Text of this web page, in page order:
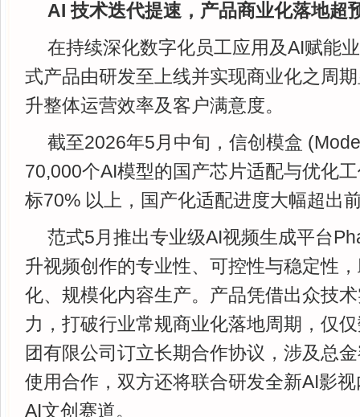
AI 技术迭代提速，产品商业化落地超
在持续深化数字化员工应用及AI赋能
式产品由研发至上线并实现商业化之周
升整体运营效率及客户满意度。
截至2026年5月中旬，信创模盒
70,000个AI模型的国产芯片适配与优化
标70% 以上，国产化适配进度大幅超出
范式5月推出专业级AI视频生成平台
升视频创作的专业性、可控性与稳定性
化、规模化内容生产。产品凭借出众技
力，打破行业常规商业化落地周期，仅
团有限公司订立长期合作协议，涉及总
使用合作，双方还将联合研发全新AI影
AI文创赛道。